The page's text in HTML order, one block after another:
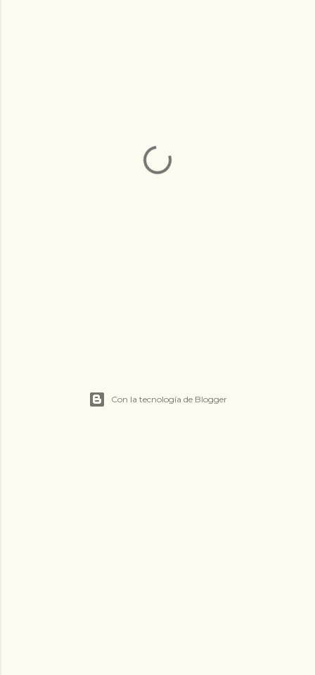
Con la tecnología de Blogger